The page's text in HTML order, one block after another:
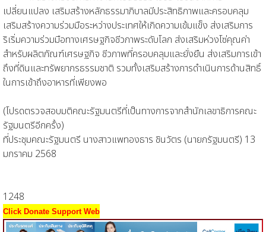
เปลี่ยนแปลง เสริมสร้างหลักธรรมาภิบาลมีประสิทธิภาพและครอบคลุม
เสริมสร้างความร่วมมือระหว่างประเทศให้เกิดความเข้มแข็ง ส่งเสริมการ
ริเริ่มความร่วมมือทางเศรษฐกิจชีวภาพระดับโลก ส่งเสริมห่วงโซ่คุณค่า
สําหรับผลิตภัณฑ์เศรษฐกิจ ชีวภาพที่ครอบคลุมและยั่งยืน ส่งเสริมการเข้า
ถึงที่ดินและทรัพยากรธรรมชาติ รวมทั้งเสริมสร้างการดําเนินการด้านสิทธิ์
ในการเข้าถึงอาหารที่เพียงพอ
(โปรดตรวจสอบมติคณะรัฐมนตรีที่เป็นทางการจากสำนักเลขาธิการคณะ
รัฐมนตรีอีกครั้ง)
ที่ประชุมคณะรัฐมนตรี นางสาวแพทองธาร ชินวัตร (นายกรัฐมนตรี) 13
มกราคม 2568
1248
Click Donate Support Web